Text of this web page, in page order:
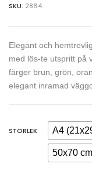
SKU: 2864
Elegant och
med lös-te utspritt på
färger brun, grön,
elegant inramad
STORLEK A4
50x70 cm